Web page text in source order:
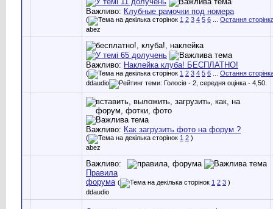
Важливо: Клубные рамочки под номера
( 1 2 3 4 5 6
Остання
abez
Важливо: Наклейка клуба! БЕСПЛАТНО!
( 1 2 3 4 5 6
Остання
ddaudio
Важливо: Как загрузить фото на форум ?
( 1 2 )
abez
Важливо:
Правила
форума ( 1 2 3 )
ddaudio